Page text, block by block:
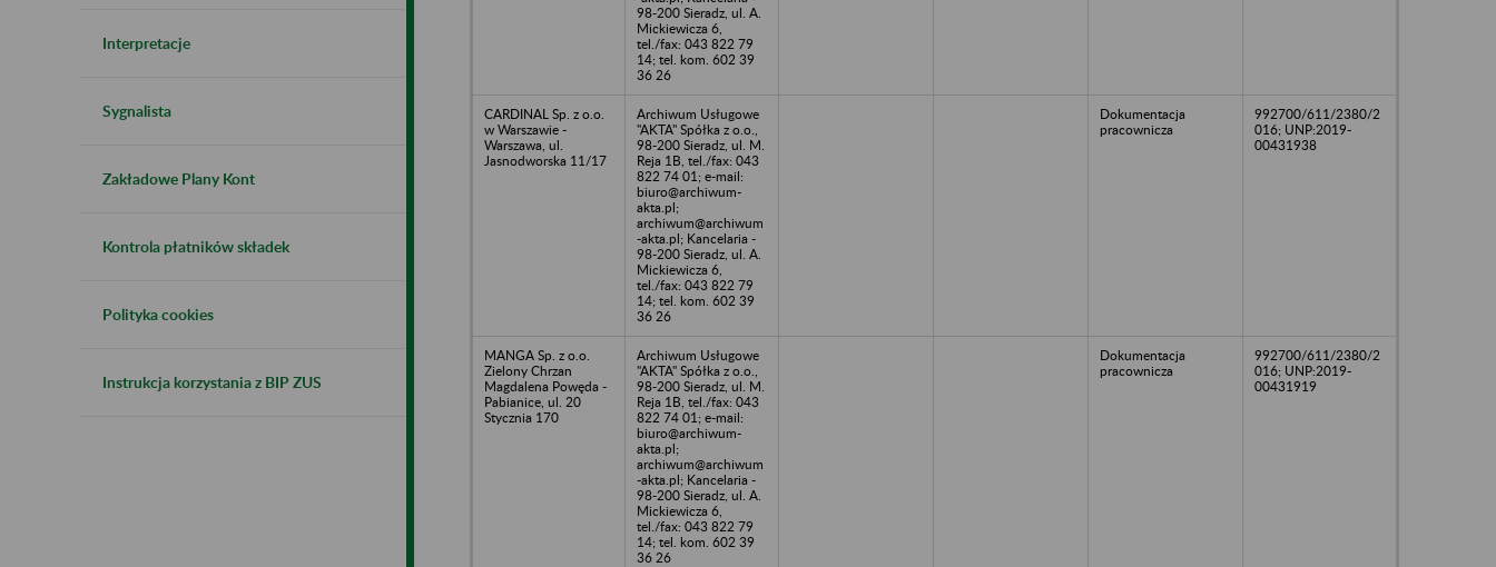
Interpretacje
Sygnalista
Zakładowe Plany Kont
Kontrola płatników składek
Polityka cookies
Instrukcja korzystania z BIP ZUS
98-200 Sieradz, ul. A.
Mickiewicza 6,
tel./fax: 043 822 79
14; tel. kom. 602 39
36 26
CARDINAL Sp. z o.o.
w Warszawie -
Warszawa, ul.
Jasnodworska 11/17
Archiwum Usługowe
"AKTA" Spółka z o.o.,
98-200 Sieradz, ul. M.
Reja 1B, tel./fax: 043
822 74 01; e-mail:
biuro@archiwum-
akta.pl;
archiwum@archiwum
-akta.pl; Kancelaria -
98-200 Sieradz, ul. A.
Mickiewicza 6,
tel./fax: 043 822 79
14; tel. kom. 602 39
36 26
Dokumentacja
pracownicza
992700/611/2380/2
016; UNP:2019-
00431938
MANGA Sp. z o.o.
Zielony Chrzan
Magdalena Powęda -
Pabianice, ul. 20
Stycznia 170
Archiwum Usługowe
"AKTA" Spółka z o.o.,
98-200 Sieradz, ul. M.
Reja 1B, tel./fax: 043
822 74 01; e-mail:
biuro@archiwum-
akta.pl;
archiwum@archiwum
-akta.pl; Kancelaria -
98-200 Sieradz, ul. A.
Mickiewicza 6,
tel./fax: 043 822 79
14; tel. kom. 602 39
36 26
Dokumentacja
pracownicza
992700/611/2380/2
016; UNP:2019-
00431919